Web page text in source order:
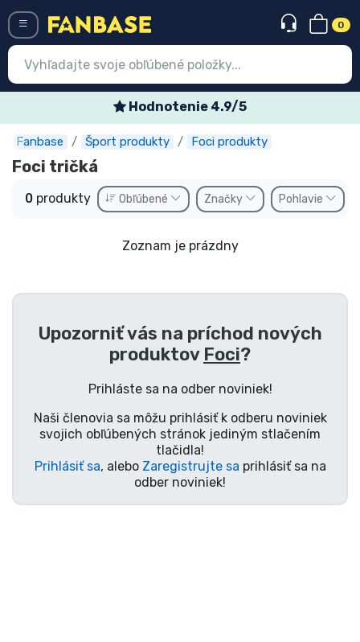
0
Hodnotenie 4.9/5
Fanbase Šport produkty Foci produkty
Foci tričká
0 produkty Obľúbené Značky Pohlavie
Zoznam je prázdny
Upozorniť vás na príchod nových
produktov Foci?
Prihláste sa na odber noviniek!
Naši členovia sa môžu prihlásiť k odberu noviniek
svojich obľúbených stránok jediným stlačením
tlačidla!
Prihlásiť sa, alebo Zaregistrujte sa prihlásiť sa na
odber noviniek!
Prihlásiť sa Registrácia
Najnovšie
Predobjednávky
Outlet produkty
Preprava a platba
Zoradiť podľa série
Zoradiť podľa filmov
Zoradiť podľa karikatúry